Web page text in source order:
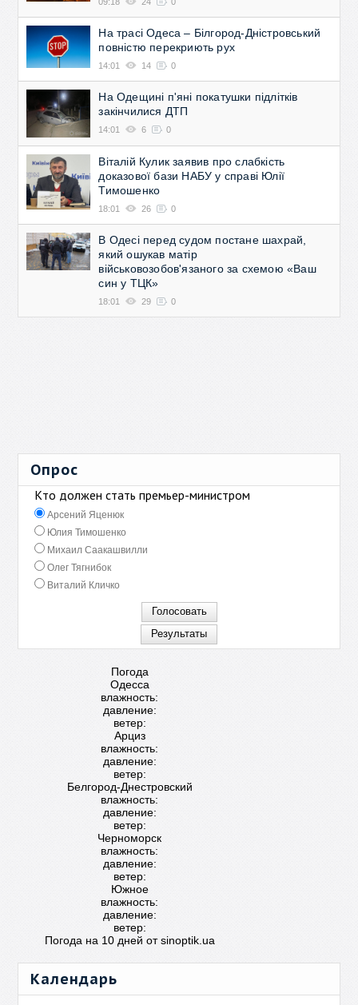
На трасі Одеса – Білгород-Дністровський
повністю перекриють рух
14:01 14 0
На Одещині п'яні покатушки підлітків
закінчилися ДТП
14:01 6 0
Віталій Кулик заявив про слабкість
доказової бази НАБУ у справі Юлії
Тимошенко
18:01 26 0
В Одесі перед судом постане шахрай,
який ошукав матір
військовозобов'язаного за схемою «Ваш
син у ТЦК»
18:01 29 0
Опрос
Кто должен стать премьер-министром
Арсений Яценюк
Юлия Тимошенко
Михаил Саакашвилли
Олег Тягнибок
Виталий Кличко
Погода
Одесса
влажность:
давление:
ветер:
Арциз
влажность:
давление:
ветер:
Белгород-Днестровский
влажность:
давление:
ветер:
Черноморск
влажность:
давление:
ветер:
Южное
влажность:
давление:
ветер:
Погода на 10 дней отsinoptik.ua
Календарь